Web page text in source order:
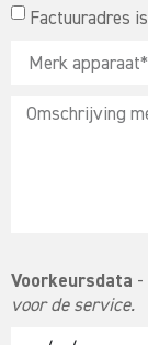
Factuuradres is
Voorkeursdata -
voor de service.